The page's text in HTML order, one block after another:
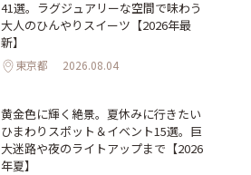
41選。ラグジュアリーな空間で味わう
大人のひんやりスイーツ【2026年最
新】
東京都 2026.08.04
黄金色に輝く絶景。夏休みに行きたい
ひまわりスポット＆イベント15選。巨
大迷路や夜のライトアップまで【2026
年夏】